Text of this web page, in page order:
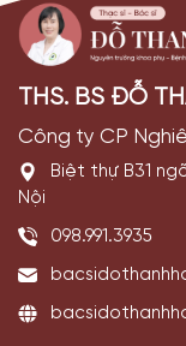
THS. BS ĐỖ
Công ty CP
Biệt thự B31
Nội
098.991.3935